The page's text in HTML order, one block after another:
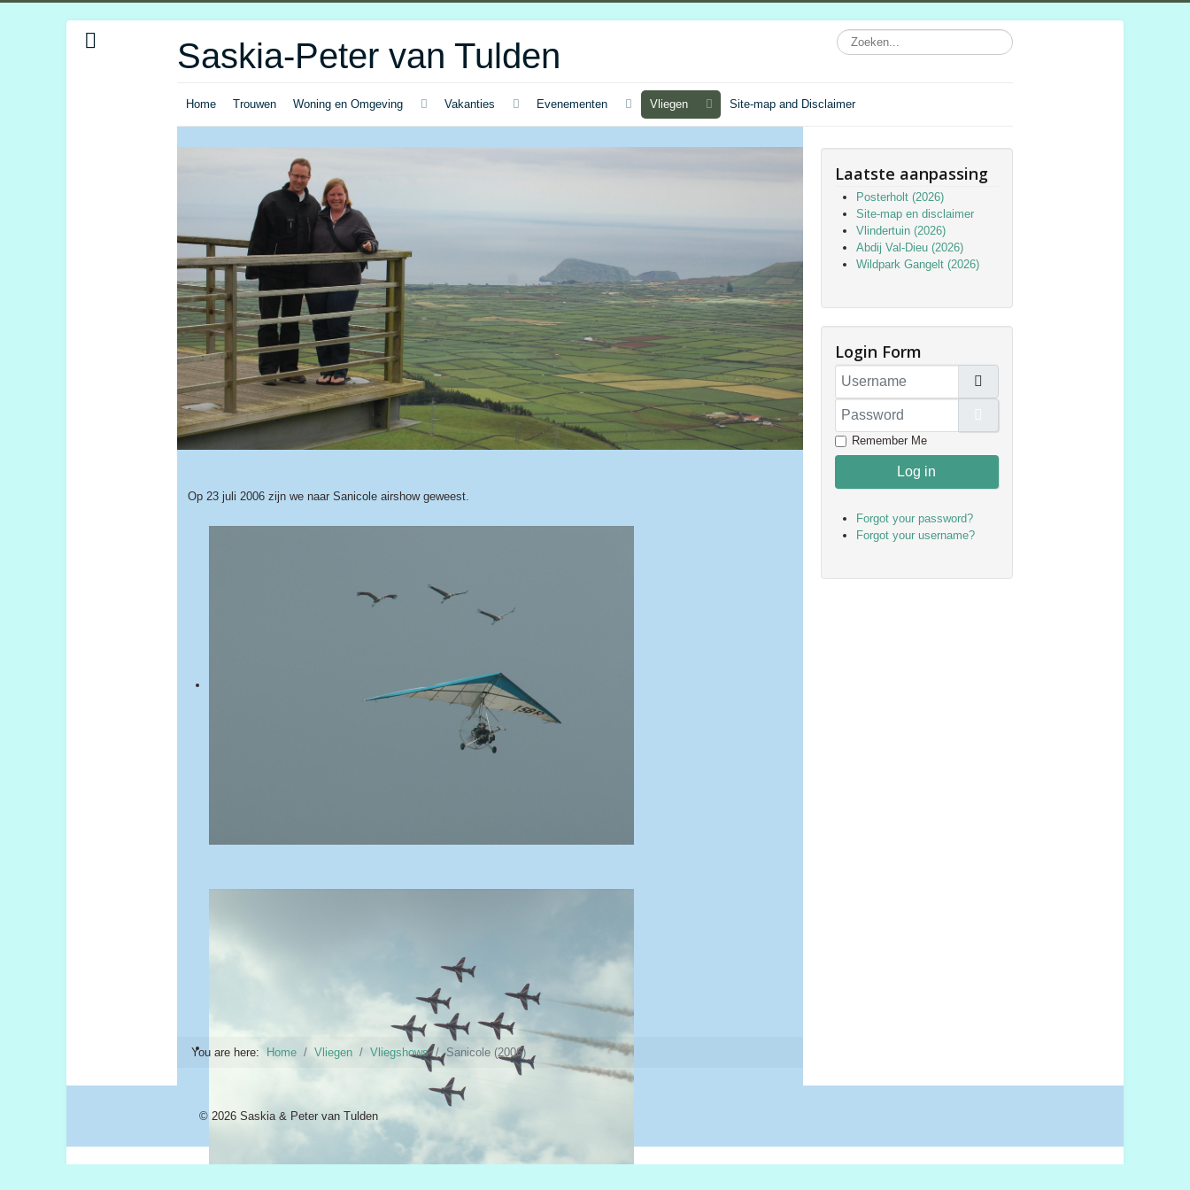
Saskia-Peter van Tulden
Home Trouwen Woning en Omgeving Vakanties Evenementen Vliegen Site-map and Disclaimer
Op 23 juli 2006 zijn we naar Sanicole airshow geweest.
You are here: Home Vliegen Vliegshows Sanicole (2006)
Laatste aanpassing
Posterholt (2026)
Site-map en disclaimer
Vlindertuin (2026)
Abdij Val-Dieu (2026)
Wildpark Gangelt (2026)
Login Form
Username
Password
Remember Me
Log in
Forgot your password?
Forgot your username?
© 2026 Saskia & Peter van Tulden